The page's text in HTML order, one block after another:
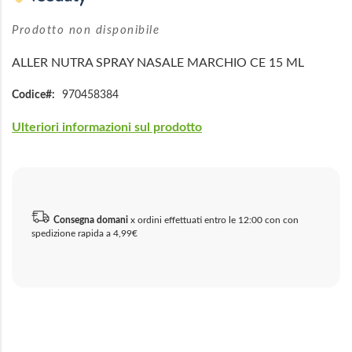
Prodotto non disponibile
ALLER NUTRA SPRAY NASALE MARCHIO CE 15 ML
Codice 970458384
Ulteriori informazioni sul prodotto
Consegna domani x ordini effettuati entro le 12:00 con con
spedizione rapida a 4,99€